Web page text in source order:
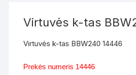
Virtuvės k-tas
Virtuvės k-tas BBW240 14446
Prekės numeris 14446